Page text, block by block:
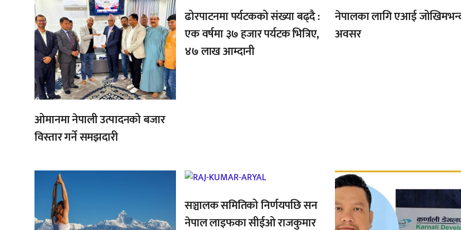
ओमानमा नेपाली उत्पादनको बजार
विस्तार गर्ने समझदारी
ढोरपाटनमा पर्यटकको संख्या बढ्दै :
एक वर्षमा ३७ हजार पर्यटक भित्रिए,
४७ लाख आम्दानी
नेपालका लागि एआई
अवसर
,
सञ्चालक समितिको निर्णयपछि सन
नेपाल लाइफका सीईओ राजकुमार
,